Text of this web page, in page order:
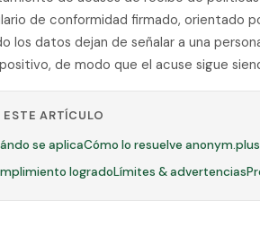
de conformidad firmado, orientado
los datos dejan de señalar a una
de modo que el acuse sigue
ESTE ARTÍCULO
se aplicaCómo lo resuelve anonym.plus
logradoLímites & advertencias